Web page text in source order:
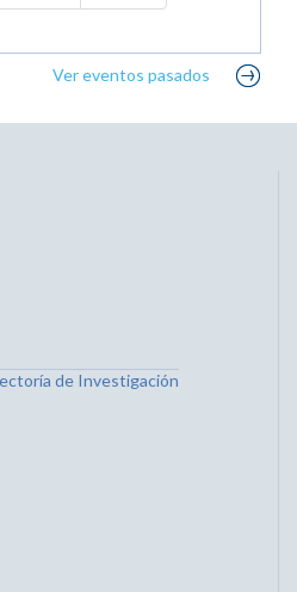
Ver eventos pasados
de Investigación